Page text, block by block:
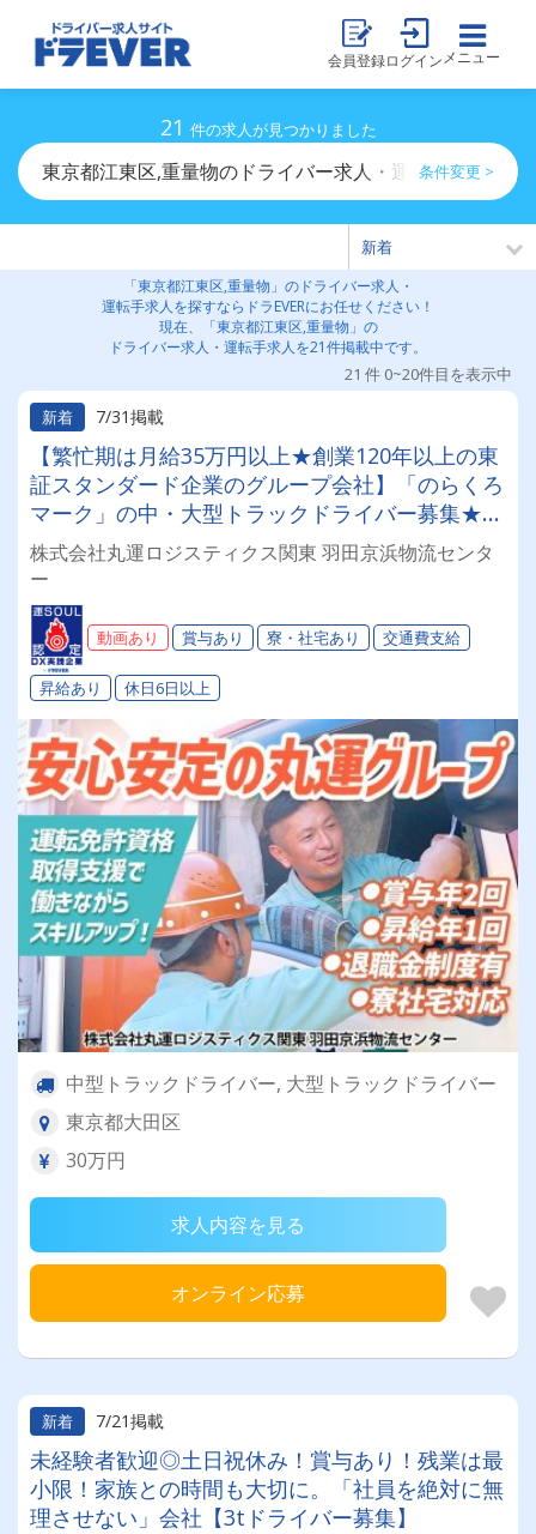
会員登録ログイン メニュー
21 件の求人が見つかりました
東京都江東区,重量物のドライバー求人・運転手求人一覧
条件変更 >
「東京都江東区,重量物」のドライバー求人・
運転手求人を探すならドラEVERにお任せください！
現在、「東京都江東区,重量物」の
ドライバー求人・運転手求人を21件掲載中です。
21 件 0~20件目を表示中
新着
7/31掲載
【繁忙期は月給35万円以上★創業120年以上の東
証スタンダード企業のグループ会社】「のらくろ
マーク」の中・大型トラックドライバー募集★勤
務時間は朝8～17時まで！安心の正社員雇用
★【経験者求む！未経験応相談！20～50代活躍
中！賞与年2回】
株式会社丸運ロジスティクス関東 羽田京浜物流センタ
ー
動画あり 賞与あり 寮・社宅あり 交通費支給
昇給あり 休日6日以上
中型トラックドライバー, 大型トラックドライバー
東京都大田区
30万円
求人内容を見る
オンライン応募
新着 7/21掲載
未経験者歓迎◎土日祝休み！賞与あり！残業は最
小限！家族との時間も大切に。「社員を絶対に無
理させない」会社【3tドライバー募集】